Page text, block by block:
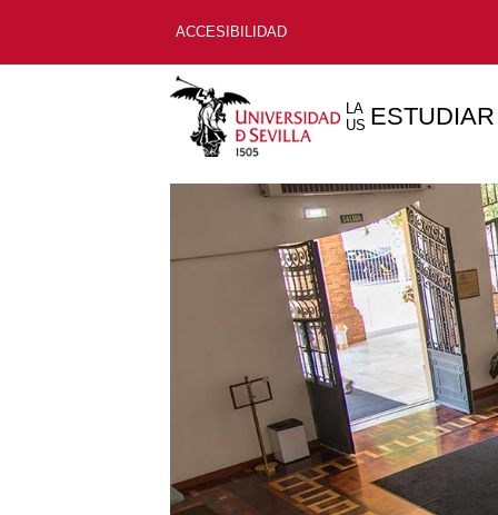
ACCESIBILIDAD
LA
US ESTUDIAR